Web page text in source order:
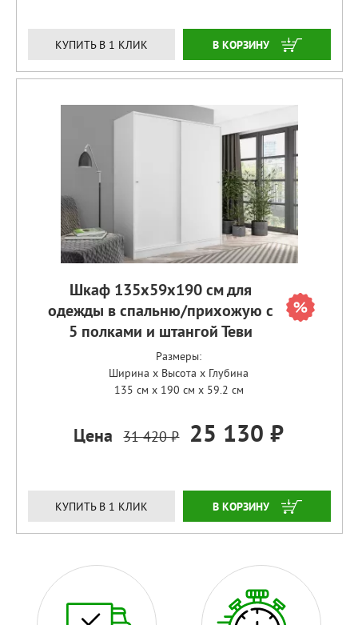
КУПИТЬ В 1 КЛИК ЗАКАЗАТЬ
Шкаф 135х59х190 см для
одежды в спальню/прихожую с
5 полками и штангой Теви
Размеры:
Ширина x Высота x Глубина
135 см x 190 см x 59.2 см
Цена 31 420 ₽ 25 130 ₽
КУПИТЬ В 1 КЛИК ЗАКАЗАТЬ